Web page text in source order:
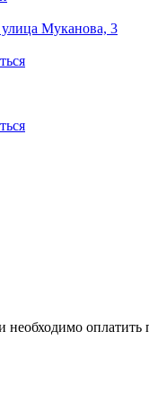
улица Муканова, 3
необходимо оплатить